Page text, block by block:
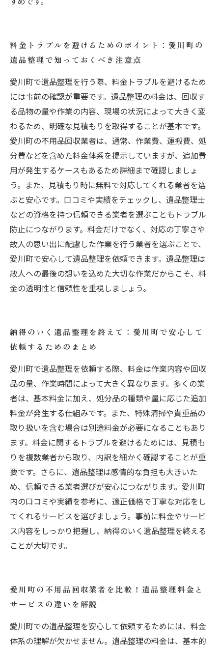
料金トラブルを避けるためのポイント：愛川町の
遺品整理で知っておくべき注意点
愛川町で遺品整理を行う際、料金トラブルを避けるため
には事前の確認が重要です。遺品整理の料金は、回収す
る品物の量や作業の内容、現場の状況によって大きく変
わるため、明確な見積もりを取得することが基本です。
愛川町の不用品回収業者は、通常、作業費、運搬費、処
分費などを含めた料金体系を提示していますが、追加費
用が発生するケースもあるため詳細まで確認しましょ
う。また、見積もり時に無料で対応してくれる業者を選
ぶと安心です。口コミや実績をチェックし、遺品整理士
などの資格を持つ信頼できる業者を選ぶこともトラブル
防止につながります。料金だけでなく、対応の丁寧さや
故人の思い出に配慮した作業を行う業者を選ぶことで、
愛川町で安心して遺品整理を依頼できます。遺品整理は
故人への最後の想いを込めた大切な作業だからこそ、料
金の透明性と信頼性を重視しましょう。
納得のいく遺品整理を終えて：愛川町で安心して
依頼するためのまとめ
愛川町で遺品整理を依頼する際、料金は作業内容や回収
品の量、作業時間によって大きく異なります。多くの業
者は、基本料金に加え、処分品の種類や量に応じた追加
料金が発生する仕組みです。また、特殊清掃や貴重品の
取り扱いを含む場合は別途料金が必要になることもあり
ます。料金に関するトラブルを避けるためには、見積も
りを複数業者から取り、内訳を細かく確認することが重
要です。さらに、遺品整理は感情的な負担も大きいた
め、信頼できる業者選びが安心につながります。愛川町
内の口コミや実績を参考に、適正価格で丁寧な対応をし
てくれるサービスを選びましょう。事前に料金やサービ
ス内容をしっかり把握し、納得のいく遺品整理を終える
ことが大切です。
愛川町の不用品回収業者を比較！遺品整理料金と
サービスの違いを解説
愛川町での遺品整理を安心して依頼するためには、料金
体系の理解が欠かせません。遺品整理の料金は、基本的